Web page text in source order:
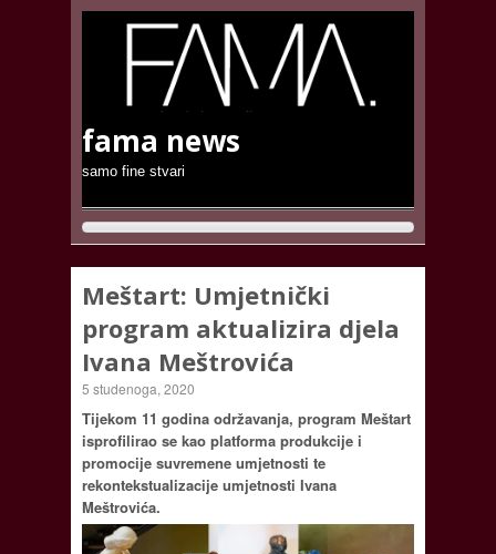
fama news
samo fine stvari
Meštart: Umjetnički
program aktualizira djela
Ivana Meštrovića
5 studenoga, 2020
Tijekom 11 godina održavanja, program Meštart
isprofilirao se kao platforma produkcije i
promocije suvremene umjetnosti te
rekontekstualizacije umjetnosti Ivana
Meštrovića.